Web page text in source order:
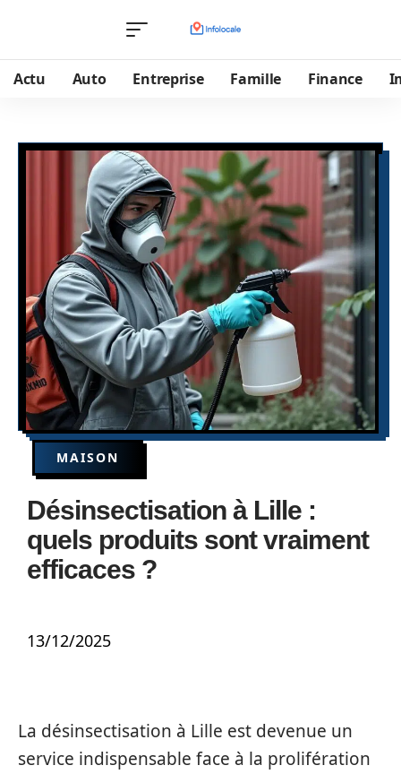
Actu Auto Entreprise Famille Finance
MAISON
Désinsectisation à Lille :
quels produits sont vraiment
efficaces ?
13/12/2025
La désinsectisation à Lille est devenue un
service indispensable face à la prolifération